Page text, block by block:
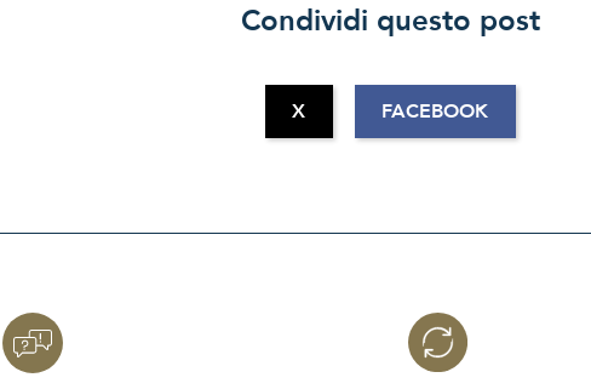
Condividi questo post
X FACEBOOK